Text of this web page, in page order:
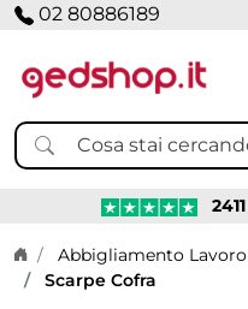
02 80886189
2411
Home page
Abbigliamento Lavoro
Scarpe Cofra